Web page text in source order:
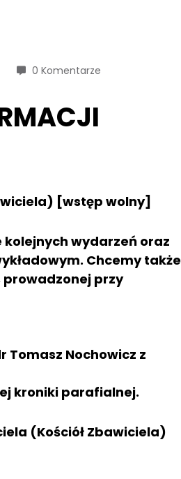
0 Komentarze
[wstęp wolny]
wydarzeń oraz
Chcemy także
przy
Tomasz Nochowicz z
kroniki parafialnej.
(Kościół Zbawiciela)